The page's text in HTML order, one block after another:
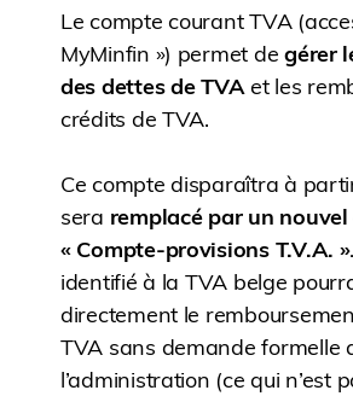
Le compte courant TVA
MyMinfin ») permet degérer
des dettes de TVAet les
crédits de TVA.
Ce compte disparaîtra à
sera remplacé par un
« Compte-provisions T.V.A. »
identifié à la TVA belge
directement le
TVA sans demande formelle
l’administration (ce qui n’est